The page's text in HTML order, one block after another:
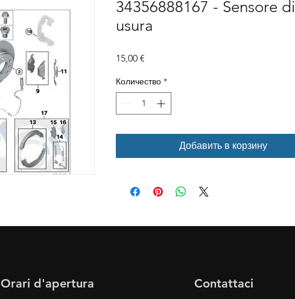
34356888167 - Sensore di
usura
15,00 €
Количество *
Добавить в корзину
Orari d'apertura Contattaci